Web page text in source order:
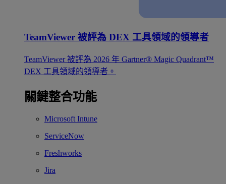
TeamViewer 被評為 DEX 工具領域的領導者
TeamViewer 被評為 2026 年 Gartner® Magic Quadrant™
DEX 工具領域的領導者。
關鍵整合功能
Microsoft Intune
ServiceNow
Freshworks
Jira